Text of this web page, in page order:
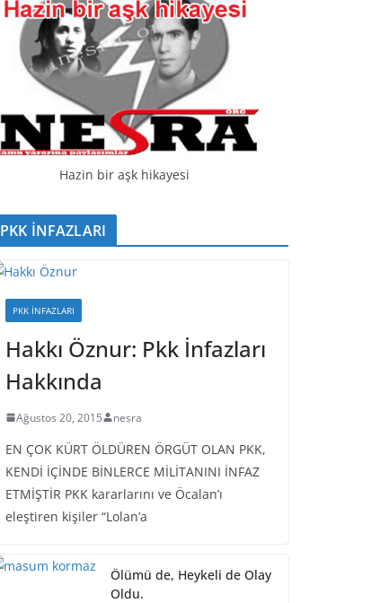
Hazin bir aşk hikayesi
PKK İNFAZLARI
PKK İNFAZLARI
Hakkı Öznur: Pkk İnfazları
Hakkında
Ağustos 20, 2015 nesra
EN ÇOK KÜRT ÖLDÜREN ÖRGÜT OLAN PKK,
KENDİ İÇİNDE BİNLERCE MİLİTANINI İNFAZ
ETMİŞTİR PKK kararlarını ve Öcalan’ı
eleştiren kişiler “Lolan’a
Ölümü de, Heykeli de Olay
Oldu.